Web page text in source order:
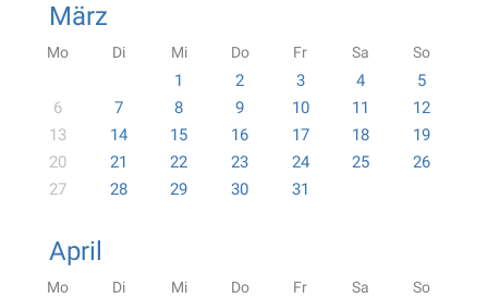
März
Mo Di Mi Do Fr Sa So
1 2 3 4
5
6
7 8 9 10 11
12
13
14 15 16 17 18
19
20
21 22 23 24 25
26
27
28 29 30 31
April
Mo Di Mi Do Fr Sa So